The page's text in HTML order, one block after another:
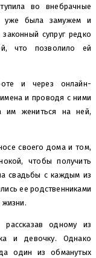
во внебрачные
уже была замужем и
супруг редко
что позволило ей
и через онлайн-
и проводя с ними
им жениться на ней,
своего дома и том,
чтобы получить
свадьбы с каждым из
ее родственниками
жизни.
рассказав одному из
и девочку. Однако
один из обманутых